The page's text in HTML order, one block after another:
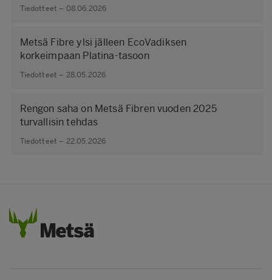
Tiedotteet – 08.06.2026
Metsä Fibre ylsi jälleen EcoVadiksen
korkeimpaan Platina-tasoon
Tiedotteet – 28.05.2026
Rengon saha on Metsä Fibren vuoden 2025
turvallisin tehdas
Tiedotteet – 22.05.2026